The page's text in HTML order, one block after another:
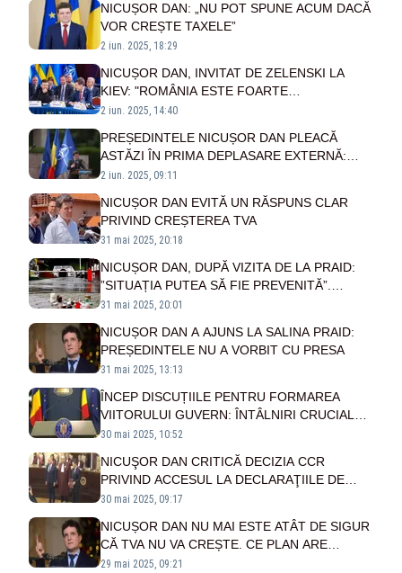
NICUȘOR DAN: „NU POT SPUNE ACUM DACĂ
VOR CREȘTE TAXELE”
2 iun. 2025, 18:29
NICUȘOR DAN, INVITAT DE ZELENSKI LA
KIEV: "ROMÂNIA ESTE FOARTE
IMPORTANTĂ"
2 iun. 2025, 14:40
PREȘEDINTELE NICUȘOR DAN PLEACĂ
ASTĂZI ÎN PRIMA DEPLASARE EXTERNĂ:
ÎNTÂLNIRI LA CEL MAI ÎNALT NIVEL
2 iun. 2025, 09:11
NICUȘOR DAN EVITĂ UN RĂSPUNS CLAR
PRIVIND CREȘTEREA TVA
31 mai 2025, 20:18
NICUȘOR DAN, DUPĂ VIZITA DE LA PRAID:
”SITUAȚIA PUTEA SĂ FIE PREVENITĂ”.
ȘEFUL STATULUI PROMITE MĂSURI
SALINEI
31 mai 2025, 20:01
NICUȘOR DAN A AJUNS LA SALINA PRAID:
PREȘEDINTELE NU A VORBIT CU PRESA
31 mai 2025, 13:13
ÎNCEP DISCUȚIILE PENTRU FORMAREA
VIITORULUI GUVERN: ÎNTÂLNIRI CRUCIALE
LA PALATUL COTROCENI
30 mai 2025, 10:52
NICUŞOR DAN CRITICĂ DECIZIA CCR
PRIVIND ACCESUL LA DECLARAŢIILE DE
AVERE: „TRANSPARENŢA TREBUIE APĂRATĂ
30 mai 2025, 09:17
NICUȘOR DAN NU MAI ESTE ATÂT DE SIGUR
CĂ TVA NU VA CREȘTE. CE PLAN ARE
PENTRU DEPĂȘIREA CRIZEI ECONOMICE?
29 mai 2025, 09:21